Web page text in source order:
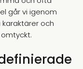
går vi igenom
och